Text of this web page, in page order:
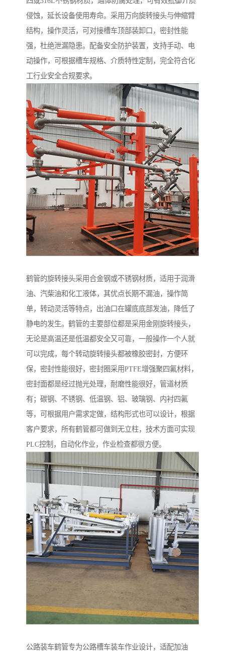
侵蚀，延长设备使用寿命。采用万向旋转接头与伸缩臂
结构，操作灵活，可对接槽车顶部装卸口，密封性能
强，杜绝泄漏隐患。配备安全防护装置，支持手动、电
动操作，可根据槽车规格、介质特性定制，完全符合化
工行业安全合规要求。
鹤管的旋转接头采用合金钢或不锈钢材质，适用于润滑
油、汽柴油和化工液体，其优点长期不漏油，操作简
单，转动灵活等特点，出油口在罐底底部发油，降低了
静电的发生。鹤管的主要部位都是采用金刚旋转接头，
无论是高温还是低温都安全又可靠，一般操作一个人就
可以完成，每个转动旋转接头都被橡胶密封，方便环
保，密封性能很好，密封圈采用PTFE增强聚四氟材料，
密封面都是经过抛光处理，耐磨性能很好，管道材质
有；碳钢、不锈钢、低温钢、铝、玻璃钢、内衬四氟
等，可根据用户需求定做，结构形式也可以设计，根据
客户要求，所有鹤管都可做到无立柱，技术方面可实现
PLC控制，自动化作业，作业检查都很方便。
公路装车鹤管专为公路槽车装车作业设计，适配加油